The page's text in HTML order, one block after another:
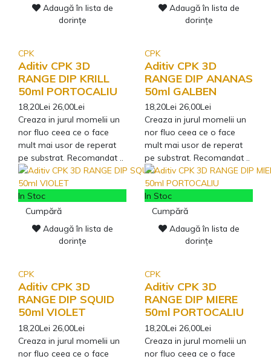
Adaugă în lista de
dorințe
CPK
Aditiv CPK 3D
RANGE DIP KRILL
50ml PORTOCALIU
18,20Lei 26,00Lei
Creaza in jurul momelii un
nor fluo ceea ce o face
mult mai usor de reperat
pe substrat. Recomandat ..
Adaugă în lista de
dorințe
CPK
Aditiv CPK 3D
RANGE DIP ANANAS
50ml GALBEN
18,20Lei 26,00Lei
Creaza in jurul momelii un
nor fluo ceea ce o face
mult mai usor de reperat
pe substrat. Recomandat ..
In Stoc
Cumpără
Adaugă în lista de
dorințe
CPK
Aditiv CPK 3D
RANGE DIP SQUID
50ml VIOLET
18,20Lei 26,00Lei
Creaza in jurul momelii un
nor fluo ceea ce o face
In Stoc
Cumpără
Adaugă în lista de
dorințe
CPK
Aditiv CPK 3D
RANGE DIP MIERE
50ml PORTOCALIU
18,20Lei 26,00Lei
Creaza in jurul momelii un
nor fluo ceea ce o face